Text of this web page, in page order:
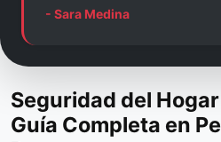
- Sara Medina
Seguridad del
Guía Completa en